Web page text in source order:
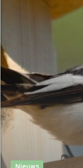
Nieuws